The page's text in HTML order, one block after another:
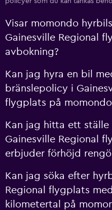
Visar momondo
Gainesville Regional
avbokning?
Kan jag hyra en bil
bränslepolicy i
flygplats på
Kan jag hitta ett
Gainesville Regional
erbjuder förhöjd
Kan jag söka efter
Regional flygplats
kilometertal på